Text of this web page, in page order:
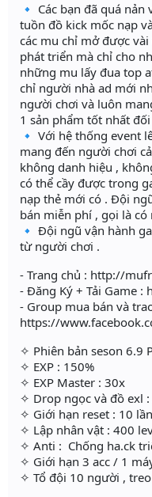
🔹 Các bạn đã quá
tuồn đồ kick mốc nạp
các mu chỉ mở được
phát triển mà chỉ cho
những mu lấy đua top
chỉ người nhà ad mới
người chơi và luôn
1 sản phẩm tốt nhất
🔹 Với hệ thống event
mang đến người chơi
không danh hiệu ,
có thể cầy được trong
nạp thẻ mới có . Đội
bán miễn phí , gọi là có
🔹 Đội ngũ vận hành
từ người chơi .
- Trang chủ : http://
- Đăng Ký + Tải Game
- Group mua bán và
https://
✧ Phiên bản seson 6.9
✧ EXP : 150%
✧ EXP Master : 30x
✧ Drop ngọc và đồ exl :
✧ Giới hạn reset : 10
✧ Lập nhân vật : 400
✧ Anti : Chống ha.ck
✧ Giới hạn 3 acc / 1
✧ Tổ đội 10 người ,